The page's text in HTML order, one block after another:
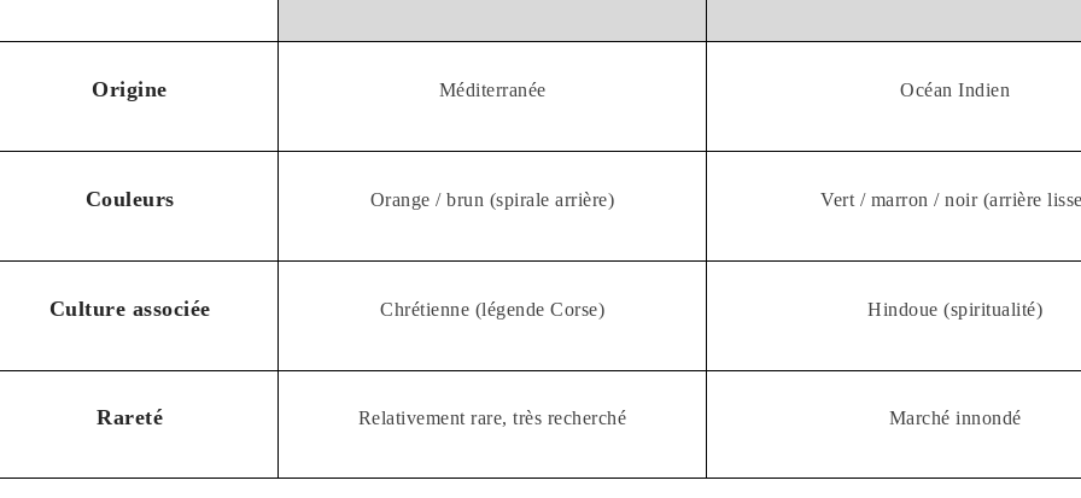
Origine Méditerranée Océan Indien
Couleurs Orange / brun (spirale arrière) Vert / marron / noir (arrière
Culture associée Chrétienne (légende Corse) Hindoue (spiritualité)
Rareté Relativement rare, très recherché Marché innondé